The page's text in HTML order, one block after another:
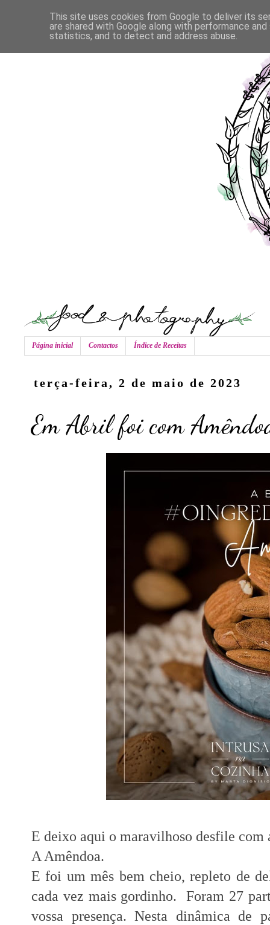
Página inicial Contactos Índice de Receitas
terça-feira, 2 de maio de 2023
Em Abril foi com
E deixo aqui o maravilhoso desfile
A Amêndoa.
E foi um mês bem cheio, repleto de
cada vez mais gordinho. Foram 27
vossa presença. Nesta dinâmica de
This site uses cookies from Google to deliver its
are shared with Google along with performance
statistics, and to detect and address abuse.